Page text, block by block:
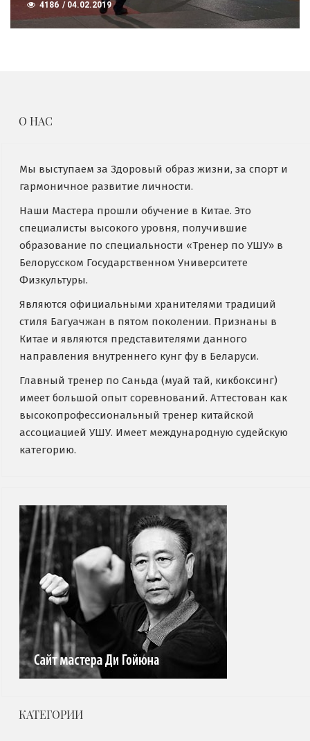
4186 04.02.2019
О НАС
Мы выступаем за Здоровый образ жизни, за спорт и
гармоничное развитие личности.
Наши Мастера прошли обучение в Китае. Это
специалисты высокого уровня, получившие
образование по специальности «Тренер по УШУ» в
Белорусском Государственном Университете
Физкультуры.
Являются официальными хранителями традиций
стиля Багуачжан в пятом поколении. Признаны в
Китае и являются представителями данного
направления внутреннего кунг фу в Беларуси.
Главный тренер по Саньда (муай тай, кикбоксинг)
имеет большой опыт соревнований. Аттестован как
высокопрофессиональный тренер китайской
ассоциацией УШУ. Имеет международную судейскую
категорию.
КАТЕГОРИИ